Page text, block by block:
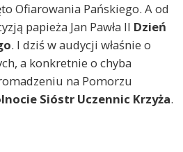
Ofiarowania Pańskiego. A od
papieża Jan Pawła II Dzień
. I dziś w audycji właśnie o
a konkretnie o chyba
na Pomorzu
Sióstr Uczennic Krzyża.